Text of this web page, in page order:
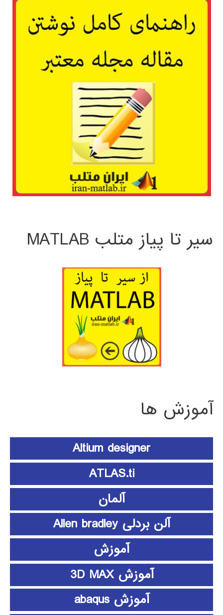
سیر تا پیاز متلب MATLAB
آموزش ها
Altium designer
ATLAS.ti
آلمان
آلن بردلی Allen bradley
آموزش
آموزش 3D MAX
آموزش abaqus